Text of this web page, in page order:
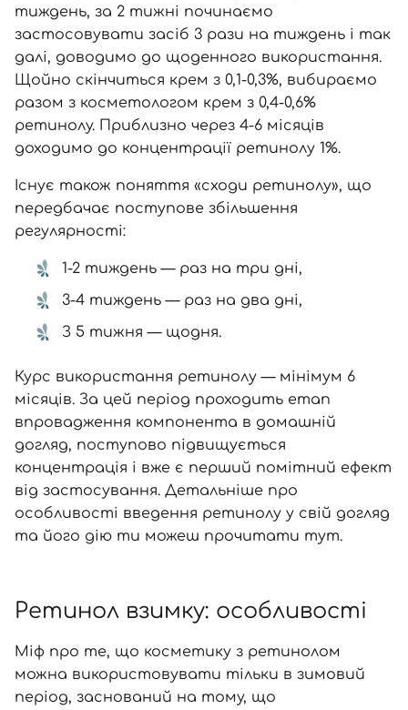
тиждень, за 2 тижні починаємо
застосовувати засіб 3 рази на тиждень і так
далі, доводимо до щоденного використання.
Щойно скінчиться крем з 0,1-0,3%, вибираємо
разом з косметологом крем з 0,4-0,6%
ретинолу. Приблизно через 4-6 місяців
доходимо до концентрації ретинолу 1%.
Існує також поняття «сходи ретинолу», що
передбачає поступове збільшення
регулярності:
1-2 тиждень — раз на три дні,
3-4 тиждень — раз на два дні,
З 5 тижня — щодня.
Курс використання ретинолу — мінімум 6
місяців. За цей період проходить етап
впровадження компонента в домашній
догляд, поступово підвищується
концентрація і вже є перший помітний ефект
від застосування. Детальніше про
особливості введення ретинолу у свій догляд
та його дію ти можеш прочитати тут.
Ретинол взимку: особливості
Міф про те, що косметику з ретинолом
можна використовувати тільки в зимовий
період, заснований на тому, що